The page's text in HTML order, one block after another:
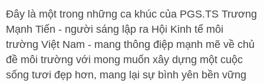
Đây là một trong những ca khúc của PGS.TS Trương
Mạnh Tiến - người sáng lập ra Hội Kinh tế môi
trường Việt Nam - mang thông điệp mạnh mẽ về chủ
đề môi trường với mong muốn xây dựng một cuộc
sống tươi đẹp hơn, mang lại sự bình yên bền vững